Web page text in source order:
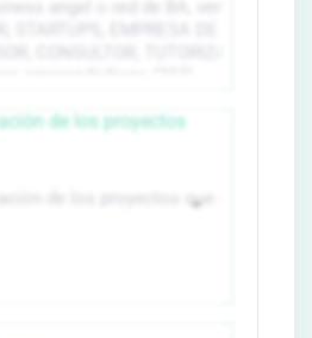
de los proyectos